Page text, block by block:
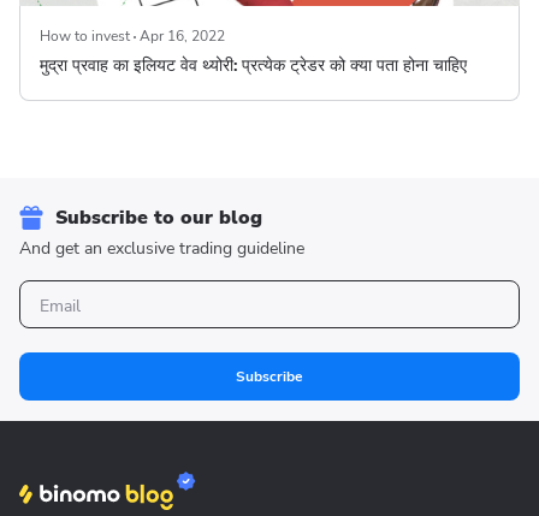
How to invest Apr 16, 2022
मुद्रा प्रवाह का इलियट वेव थ्योरी: प्रत्येक ट्रेडर को क्या पता होना चाहिए
Subscribe to our blog
And get an exclusive trading guideline
Subscribe